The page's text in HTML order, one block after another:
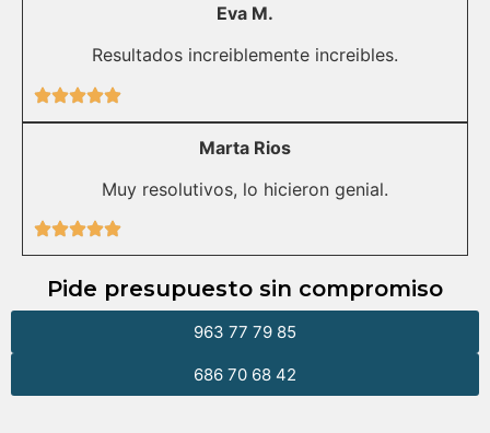
Eva M.
Resultados increiblemente increibles.
Marta Rios
Muy resolutivos, lo hicieron genial.
Pide presupuesto sin compromiso
686 70 68 42
963 77 79 85